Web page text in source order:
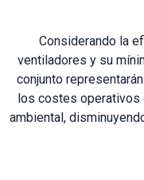
Considerando la
ventiladores y su
conjunto
los costes operativos
ambiental,